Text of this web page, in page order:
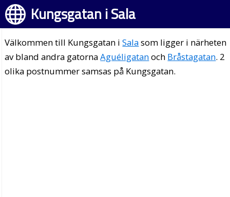
Kungsgatan i Sala
Välkommen till Kungsgatan iSalasom ligger i närheten
av bland andra gatornaAguéligatanoch Bråstagatan. 2
olika postnummer samsas på Kungsgatan.